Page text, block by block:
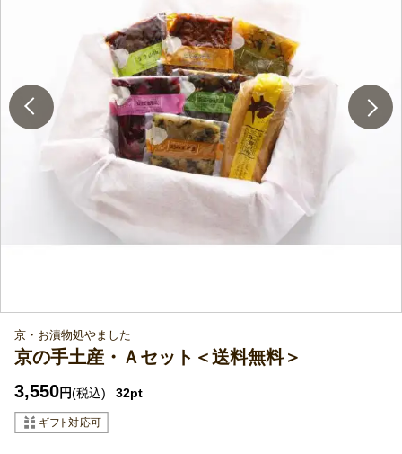
京・お漬物処やました
京の手土産・Ａセット＜送料無料＞
3,550円(税込) 32pt